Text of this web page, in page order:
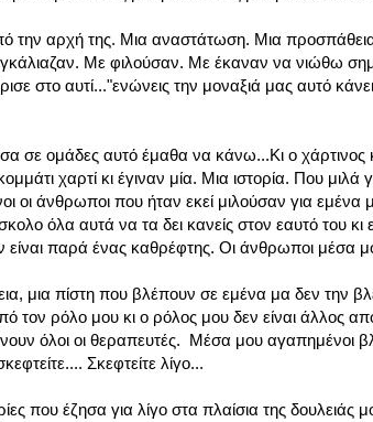
την αρχή της. Μια αναστάτωση. Μια
Με φιλούσαν. Με έκαναν να νιώθω
στο αυτί..."ενώνεις την μοναξιά μας αυτό
σε ομάδες αυτό έμαθα να κάνω...Κι ο χάρτινος
χαρτί κι έγιναν μία. Μια ιστορία. Που μιλά
οι άνθρωποι που ήταν εκεί μιλούσαν για
όλα αυτά να τα δει κανείς στον εαυτό του κι
είναι παρά ένας καθρέφτης. Οι άνθρωποι
μια πίστη που βλέπουν σε εμένα μα δεν την
τον ρόλο μου κι ο ρόλος μου δεν είναι
όλοι οι θεραπευτές. Μέσα μου αγαπημένοι
Σκεφτείτε λίγο...
που έζησα για λίγο στα πλαίσια της